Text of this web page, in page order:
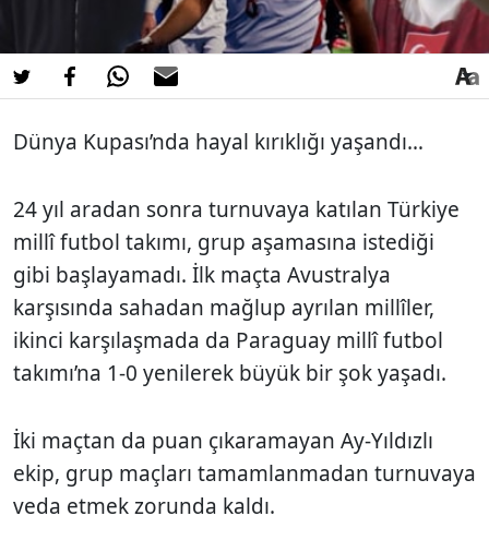
Dünya Kupası’nda hayal kırıklığı yaşandı…
24 yıl aradan sonra turnuvaya katılan Türkiye
millî futbol takımı, grup aşamasına istediği
gibi başlayamadı. İlk maçta Avustralya
karşısında sahadan mağlup ayrılan millîler,
ikinci karşılaşmada da Paraguay millî futbol
takımı’na 1-0 yenilerek büyük bir şok yaşadı.
İki maçtan da puan çıkaramayan Ay-Yıldızlı
ekip, grup maçları tamamlanmadan turnuvaya
veda etmek zorunda kaldı.